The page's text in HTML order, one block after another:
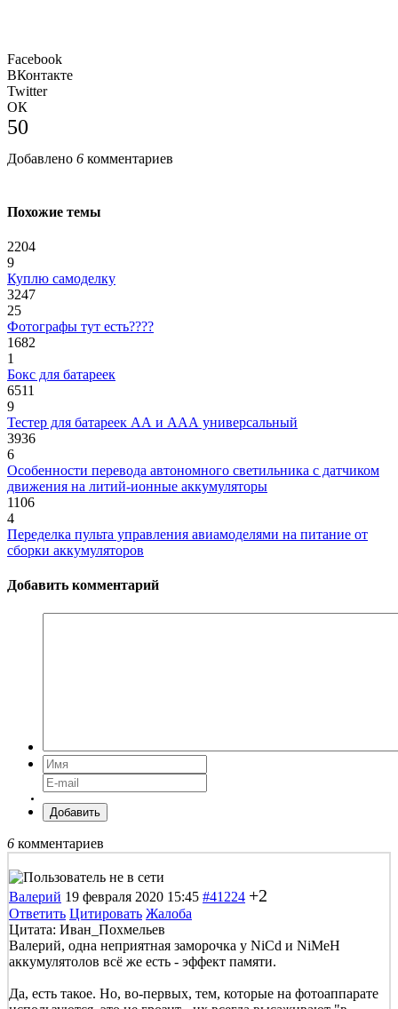
Facebook
ВКонтакте
Twitter
ОК
50
Добавлено 6 комментариев
Похожие темы
2204
9
Куплю самоделку
3247
25
Фотографы тут есть????
1682
1
Бокс для батареек
6511
9
Тестер для батареек АА и ААА универсальный
3936
6
Особенности перевода автономного светильника с датчиком
движения на литий-ионные аккумуляторы
1106
4
Переделка пульта управления авиамоделями на питание от
сборки аккумуляторов
Добавить комментарий
Добавить
6 комментариев
Валерий 19 февраля 2020 15:45 #41224 +2
Ответить Цитировать Жалоба
Цитата: Иван_Похмельев
Валерий, одна неприятная заморочка у NiCd и NiMeH
аккумулятолов всё же есть - эффект памяти.
Да, есть такое. Но, во-первых, тем, которые на фотоаппарате